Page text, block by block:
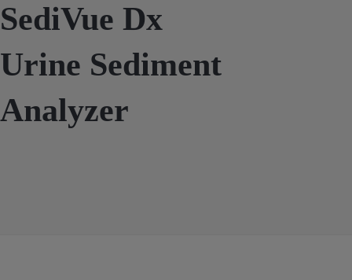
SediVue Dx
Urine Sediment
Analyzer